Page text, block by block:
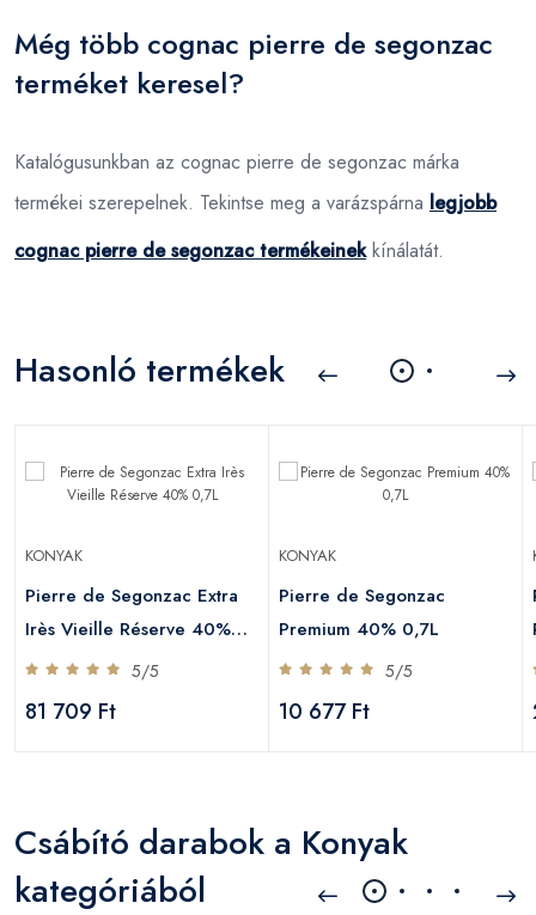
Még több cognac pierre de segonzac
terméket keresel?
Katalógusunkban az cognac pierre de segonzac márka
termékei szerepelnek. Tekintse meg a varázspárna legjobb
cognac pierre de segonzac termékeinekkínálatát.
Hasonló termékek
KONYAK
Pierre de Segonzac Extra
Irès Vieille Réserve 40%
0,7L
5/5
81 709 Ft
KONYAK
Pierre de Segonzac
Premium 40% 0,7L
5/5
10 677 Ft
Csábító darabok a Konyak
kategóriából